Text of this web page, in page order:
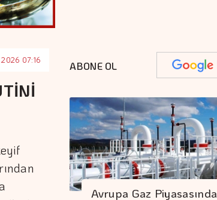
2026 07:16 ABONE OL
Avrupa Gaz Piyasasında